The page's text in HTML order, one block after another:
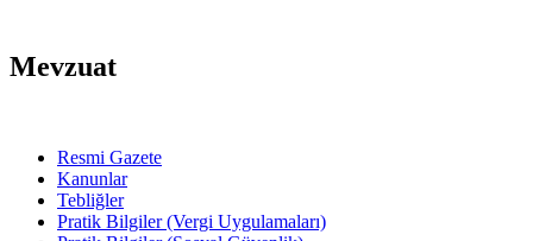
Mevzuat
Resmi Gazete
Kanunlar
Tebliğler
Pratik Bilgiler (Vergi Uygulamaları)